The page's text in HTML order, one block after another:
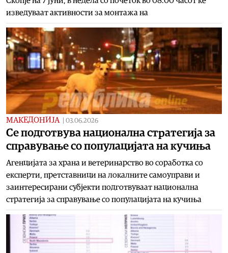
изведуваат активности за монтажа на
МАКЕДОНИЈА 03.06.2026
Се подготвува национална стратегија за
справување со популацијата на кучиња
Агенцијата за храна и ветеринарство во соработка со
експерти, претставници на локалните самоуправи и
заинтересирани субјекти подготвуваат национална
стратегија за справување со популацијата на кучиња